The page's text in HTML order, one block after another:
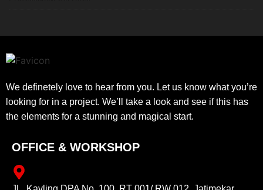
We definetely love to hear from you. Let us know what you’re
looking for in a project. We’ll take a look and see if this has
the elements for a stunning and magical start.
OFFICE & WORKSHOP